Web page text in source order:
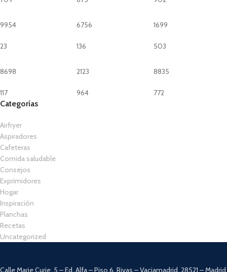
9954
23
6756
136
1699
503
8698
117
2123
964
8835
772
Categorías
Airfryer
Aspiradores
Cafeteras
Comida saludable
Consejos
Exprimidores
Hogar
Inspiración
Planchas
Recetas
Uncategorized
Calle Marie Curie, 5 – Ed. Alfa – Piso 6, Rivas – Vaciamadrid, 28521 – Madrid